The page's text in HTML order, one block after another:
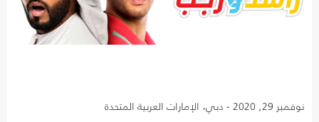
نوفمبر 29, 2020 - دبي، الإمارات العربية المتحدة